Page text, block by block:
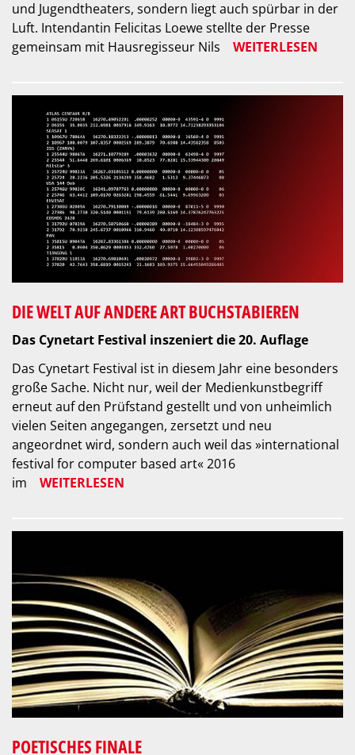
und Jugendtheaters, sondern liegt auch spürbar in der
Luft. Intendantin Felicitas Loewe stellte der Presse
gemeinsam mit Hausregisseur Nils
WEITERLESEN
DIE WELT AUF ANDERE ART BUCHSTABIEREN
Das Cynetart Festival inszeniert die 20. Auflage
Das Cynetart Festival ist in diesem Jahr eine besonders
große Sache. Nicht nur, weil der Medienkunstbegriff
erneut auf den Prüfstand gestellt und von unheimlich
vielen Seiten angegangen, zersetzt und neu
angeordnet wird, sondern auch weil das »international
festival for computer based art« 2016
im
WEITERLESEN
POETISCHES FINALE